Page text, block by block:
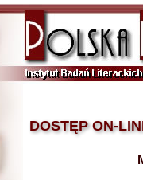
DOSTĘP ON-